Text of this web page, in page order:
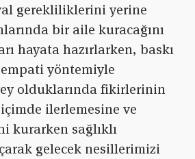
gerekliliklerini yerine
bir aile kuracağını
hayata hazırlarken, baskı
yöntemiyle
olduklarında fikirlerinin
ilerlemesine ve
kurarken sağlıklı
gelecek nesillerimizi